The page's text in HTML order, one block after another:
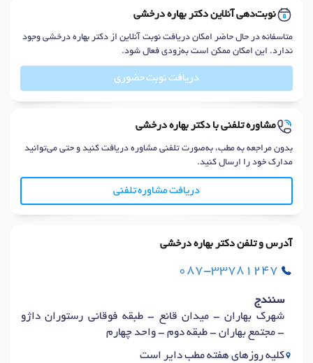
نوبت‌دهی آنلاین دکتر بهاره درخشی
متاسفانه در حال حاضر امکان دریافت نوبت آنلاین از دکتر بهاره درخشی وجود
ندارد. این امکان ممکن است به‌زودی فعال شود.
دریافت نوبت حضوری
مشاوره تلفنی با دکتر بهاره درخشی
بدون مراجعه به مطب، به‌صورت تلفنی مشاوره دریافت کنید و حتی می‌توانید
مدارک خود را ارسال کنید.
دریافت مشاوره تلفنی
آدرس و تلفن دکتر بهاره درخشی
087-33781247
سنندج
شهرک بهاران - میدان قانع - طبقه فوقانی رستوران داژو
- مجتمع بهاران - طبقه دوم - واحد چهارم
کلیه روزهای هفته مطب دایر است